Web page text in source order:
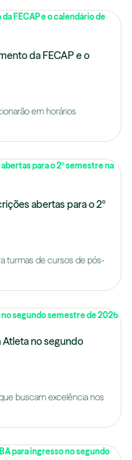
da FECAP e o
em horários
abertas para o 2º
turmas de cursos de pós-
Atleta no segundo
buscam excelência nos